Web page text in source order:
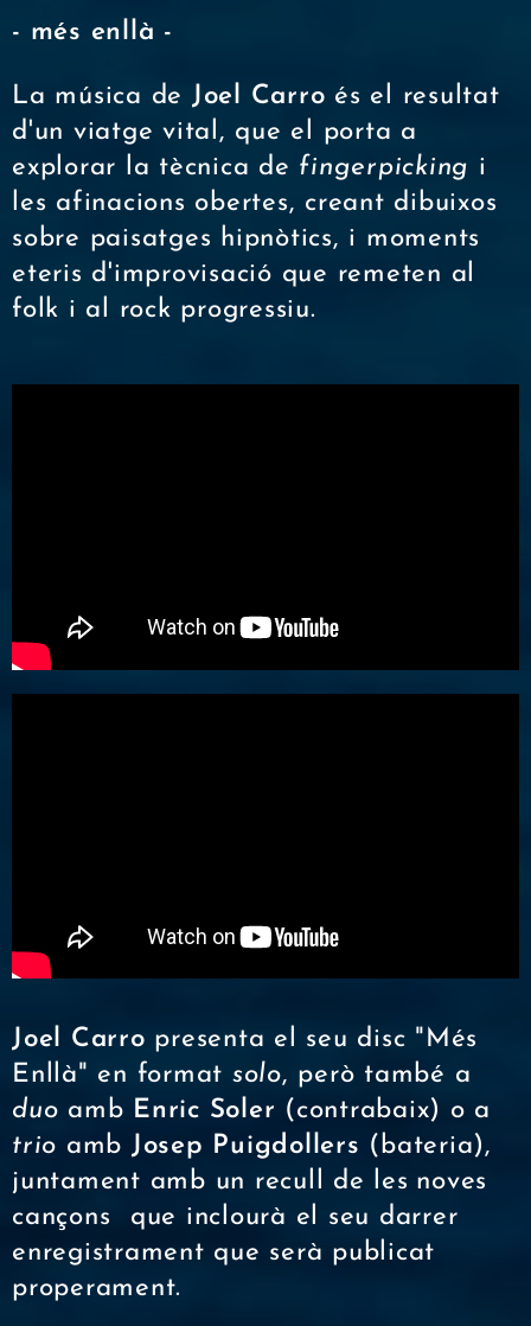
- més enllà -
La música de Joel Carro és el resultat
d'un viatge vital, que el porta a
explorar la tècnica de fingerpicking i
les afinacions obertes, creant dibuixos
sobre paisatges hipnòtics, i moments
eteris d'improvisació que remeten al
folk i al rock progressiu.
Joel Carro presenta el seu disc "Més
Enllà" en format solo, però també a
duo amb Enric Soler (contrabaix) o a
trio amb Josep Puigdollers (bateria),
juntament amb un recull de les noves
cançons
que inclourà el seu darrer
enregistrament que serà publicat
properament.